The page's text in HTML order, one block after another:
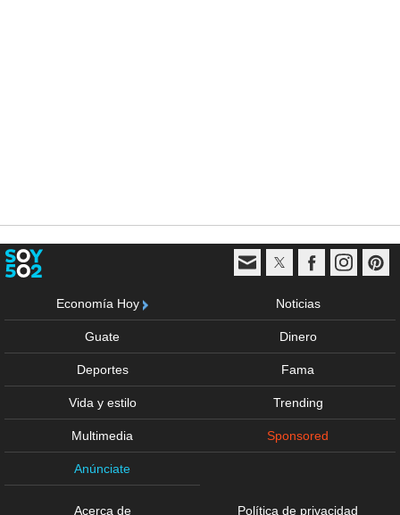
Economía Hoy Noticias
Guate Dinero
Deportes Fama
Vida y estilo Trending
Multimedia Sponsored
Anúnciate
Acerca de Política de privacidad